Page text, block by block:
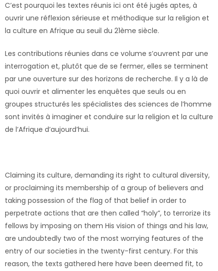
C’est pourquoi les textes réunis ici ont été jugés aptes, à
ouvrir une réflexion sérieuse et méthodique sur la religion et
la culture en Afrique au seuil du 21ème siècle.
Les contributions réunies dans ce volume s’ouvrent par une
interrogation et, plutôt que de se fermer, elles se terminent
par une ouverture sur des horizons de recherche. Il y a là de
quoi ouvrir et alimenter les enquêtes que seuls ou en
groupes structurés les spécialistes des sciences de l’homme
sont invités à imaginer et conduire sur la religion et la culture
de l’Afrique d’aujourd’hui.
Claiming its culture, demanding its right to cultural diversity,
or proclaiming its membership of a group of believers and
taking possession of the flag of that belief in order to
perpetrate actions that are then called “holy”, to terrorize its
fellows by imposing on them His vision of things and his law,
are undoubtedly two of the most worrying features of the
entry of our societies in the twenty-first century. For this
reason, the texts gathered here have been deemed fit, to